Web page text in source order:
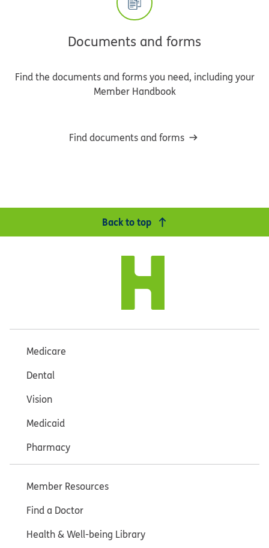
Documents and forms
Find the documents and forms you need, including your
Member Handbook
Find documents and forms
Back to top
Medicare
Dental
Vision
Medicaid
Pharmacy
Member Resources
Find a Doctor
Health & Well-being Library